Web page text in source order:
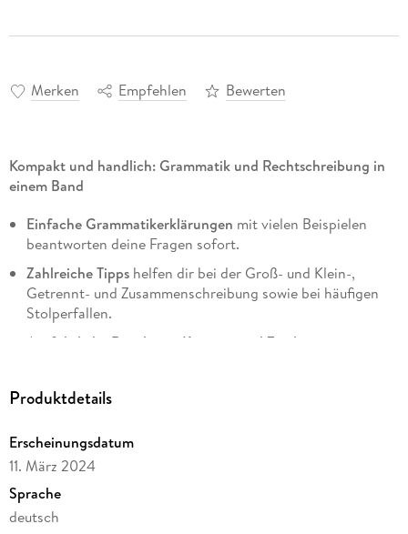
Merken Empfehlen Bewerten
Kompakt und handlich: Grammatik und Rechtschreibung in
einem Band
Einfache Grammatikerklärungen mit vielen Beispielen
beantworten deine Fragen sofort.
Zahlreiche Tippshelfen dir bei der Groß- und Klein-,
Getrennt- und Zusammenschreibung sowie bei häufigen
Stolperfallen.
Ausführliche Regeln zur Komma- und Zeichensetzung
Stichwortregister helfen dir, alles schnell zu finden.
Plus:In100 abwechslungsreichen Online-Übungen
du dein Wissen trainieren und festigen.
Produktdetails
Erscheinungsdatum
11. März 2024
Sprache
deutsch